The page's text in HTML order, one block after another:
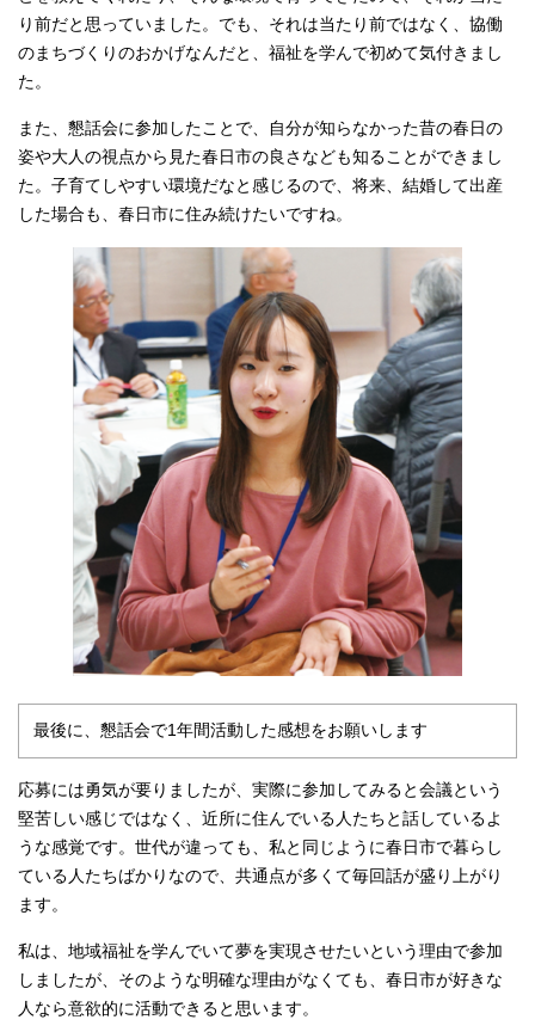
り前だと思っていました。でも、それは当たり前ではなく、協働
のまちづくりのおかげなんだと、福祉を学んで初めて気付きまし
た。
また、懇話会に参加したことで、自分が知らなかった昔の春日の
姿や大人の視点から見た春日市の良さなども知ることができまし
た。子育てしやすい環境だなと感じるので、将来、結婚して出産
した場合も、春日市に住み続けたいですね。
最後に、懇話会で1年間活動した感想をお願いします
応募には勇気が要りましたが、実際に参加してみると会議という
堅苦しい感じではなく、近所に住んでいる人たちと話しているよ
うな感覚です。世代が違っても、私と同じように春日市で暮らし
ている人たちばかりなので、共通点が多くて毎回話が盛り上がり
ます。
私は、地域福祉を学んでいて夢を実現させたいという理由で参加
しましたが、そのような明確な理由がなくても、春日市が好きな
人なら意欲的に活動できると思います。